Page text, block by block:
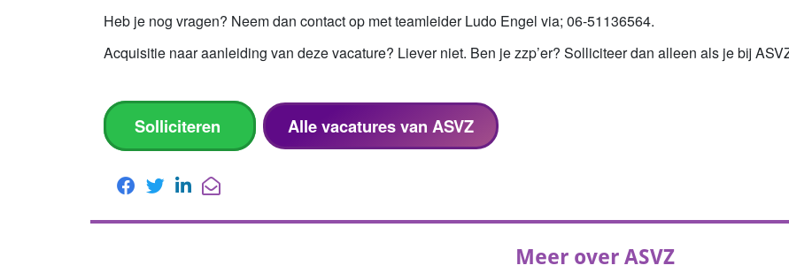
Heb je nog vragen? Neem dan contact op met teamleider Ludo Engel via; 06-51136564.
Acquisitie naar aanleiding van deze vacature? Liever niet. Ben je zzp’er? Solliciteer dan alleen als je bij
Solliciteren Alle vacatures van ASVZ
Meer over ASVZ